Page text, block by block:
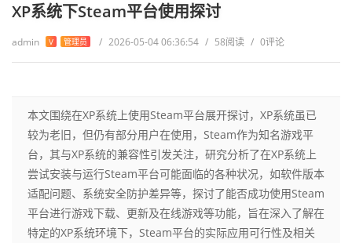
XP系统下Steam平台使用探讨
admin V 管理员 / 2026-05-04 06:36:54 / 58阅读 / 0评论
本文围绕在XP系统上使用Steam平台展开探讨，XP系统虽已
较为老旧，但仍有部分用户在使用，Steam作为知名游戏平
台，其与XP系统的兼容性引发关注，研究分析了在XP系统上
尝试安装与运行Steam平台可能面临的各种状况，如软件版本
适配问题、系统安全防护差异等，探讨了能否成功使用Steam
平台进行游戏下载、更新及在线游戏等功能，旨在深入了解在
特定的XP系统环境下，Steam平台的实际应用可行性及相关